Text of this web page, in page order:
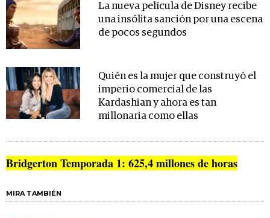
La nueva película de Disney recibe
una insólita sanción por una escena
de pocos segundos
Quién es la mujer que construyó el
imperio comercial de las
Kardashian y ahora es tan
millonaria como ellas
Bridgerton Temporada 1: 625,4 millones de horas
MIRA TAMBIÉN